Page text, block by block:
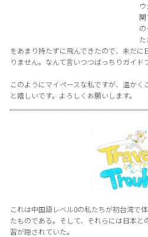
をあまり持たずに飛んできたので、未だ
りません。なんて言いつつばっちりガイド
このようにマイペースな私ですが、温かく
と嬉しいです。よろしくお願いします。
これは中国語レベル0の私たちが初台湾で
たものである。そして、それらには日本
習が隠されていた。